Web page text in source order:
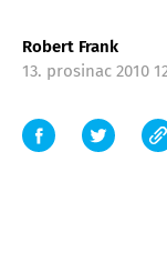
Robert Frank
13. prosinac 2010